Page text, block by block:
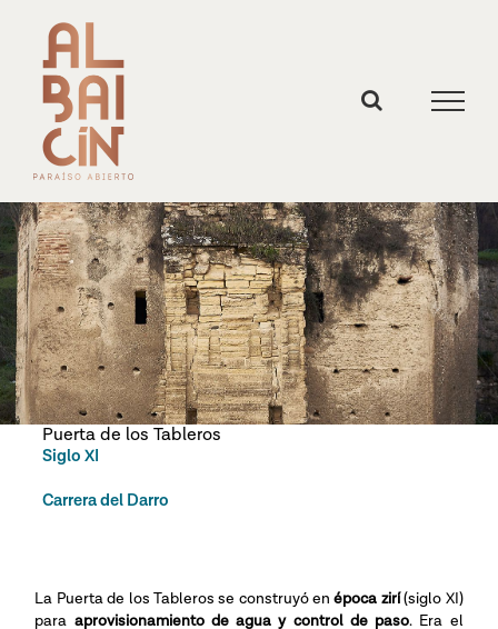
content
Puerta de los Tableros
Siglo XI
Carrera del Darro
La Puerta de los Tableros se construyó enépoca zirí(siglo XI)
para aprovisionamiento de agua y control de paso. Era el